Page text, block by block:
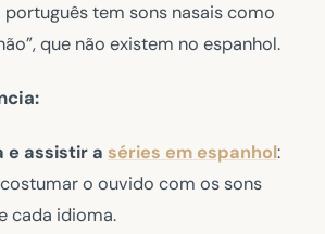
português tem sons nasais como
que não existem no espanhol.
e assistir a séries em espanhol:
o ouvido com os sons
cada idioma.